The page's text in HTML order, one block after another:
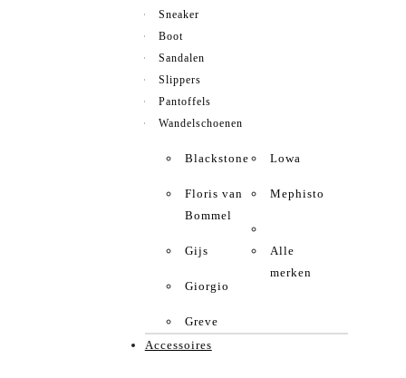
Sneaker
Boot
Sandalen
Slippers
Pantoffels
Wandelschoenen
Blackstone
Floris van
Bommel
Gijs
Giorgio
Greve
Lowa
Mephisto
Alle
merken
Accessoires